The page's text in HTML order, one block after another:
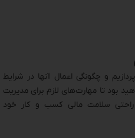
و چگونگی اعمال آنها در شرایط
بود تا مهارت‌های لازم برای مدیریت
سلامت مالی کسب و کار خود